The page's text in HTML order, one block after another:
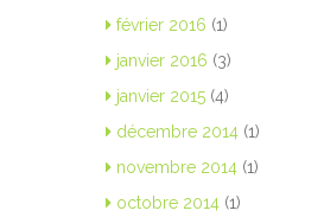
février 2016 (1)
janvier 2016 (3)
janvier 2015 (4)
décembre 2014 (1)
novembre 2014 (1)
octobre 2014 (1)